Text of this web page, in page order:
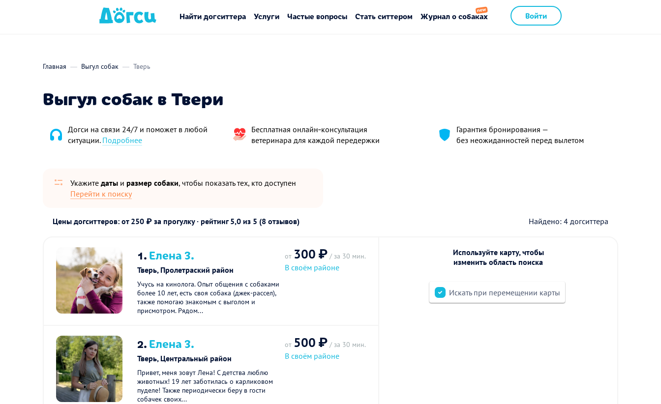
Войти
Найти догситтера Услуги Частые вопросы Стать ситтером Журнал о собаках
Главная Выгул собак Тверь
Выгул собак в Твери
Догси на связи 24/7 и поможет в любой
ситуации. Подробнее
Бесплатная онлайн‑консультация
ветеринара для каждой передержки
Гарантия бронирования —
без неожиданностей перед вылетом
Укажите даты и размер собаки, чтобы показать тех, кто доступен
Перейти к поиску
Цены догситтеров: от 250 ₽ за прогулку · рейтинг 5,0 из 5 (8 отзывов) Найдено: 4 догситтера
1.Елена З.
Тверь, Пролетраский район
Учусь на кинолога. Опыт общения с собаками
более 10 лет, есть своя собака (джек-рассел),
также помогаю знакомым с выголом и
присмотром. Рядом...
от 300 ₽ / за 30 мин.
В своём районе
2.Елена З.
Тверь, Центральный район
Привет, меня зовут Лена! С детства люблю
животных! 19 лет заботилась о карликовом
пуделе! Также периодически беру в гости
собачек своих...
от 500 ₽ / за 30 мин.
В своём районе
Используйте карту, чтобы
изменить область поиска
Искать при перемещении карты